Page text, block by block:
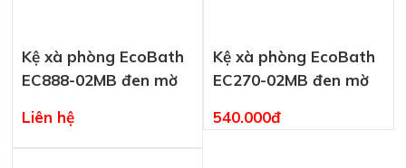
Kệ xà phòng EcoBath
EC888-02MB đen mờ
Liên hệ
Kệ xà phòng EcoBath
EC270-02MB đen mờ
540.000đ